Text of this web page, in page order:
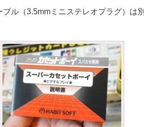
ル（3.5mmミニステレオプラグ）は別